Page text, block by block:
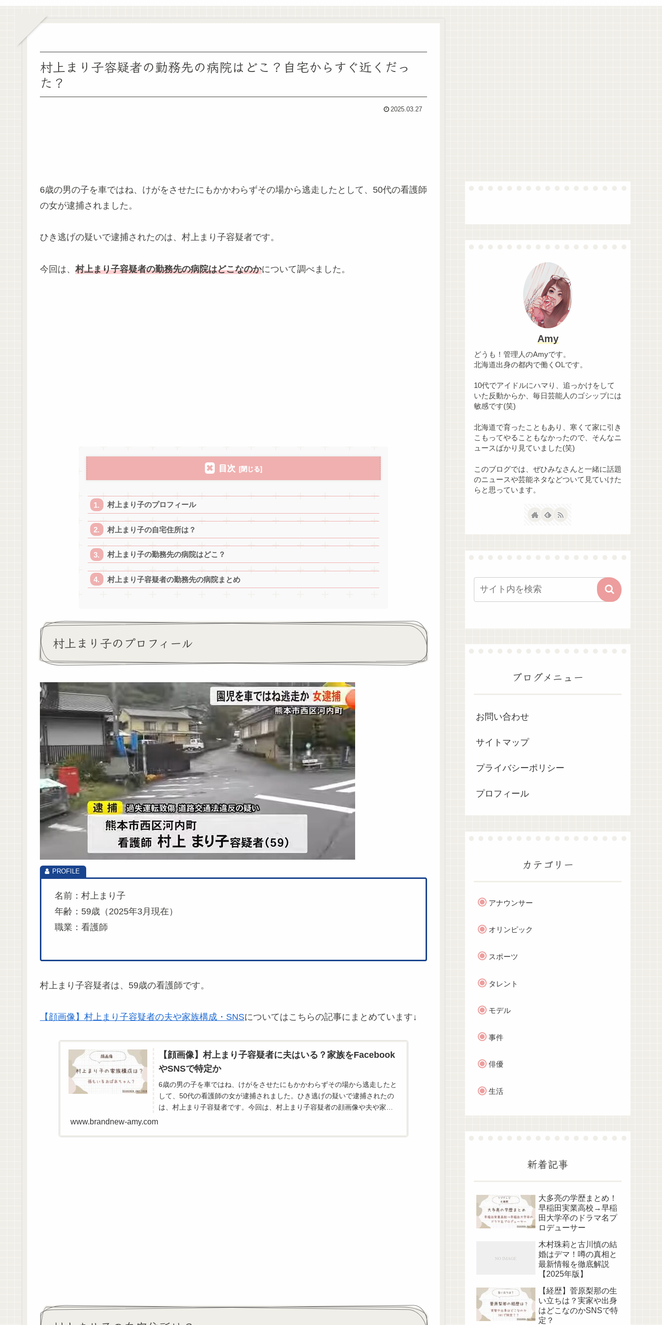
村上まり子容疑者の勤務先の病院はどこ？自宅からすぐ近くだっ
た？
2025.03.27
6歳の男の子を車ではね、けがをさせたにもかかわらずその場から逃走したとして、50代の看護師
の女が逮捕されました。
ひき逃げの疑いで逮捕されたのは、村上まり子容疑者です。
今回は、村上まり子容疑者の勤務先の病院はどこなのかについて調べました。
目次
村上まり子のプロフィール
村上まり子の自宅住所は？
村上まり子の勤務先の病院はどこ？
村上まり子容疑者の勤務先の病院まとめ
村上まり子のプロフィール
名前：村上まり子
年齢：59歳（2025年3月現在）
職業：看護師
村上まり子容疑者は、59歳の看護師です。
【顔画像】村上まり子容疑者の夫や家族構成・SNSについてはこちらの記事にまとめています↓
【顔画像】村上まり子容疑者に夫はいる？家族をFacebook
やSNSで特定か
6歳の男の子を車ではね、けがをさせたにもかかわらずその場から逃走したと
して、50代の看護師の女が逮捕されました。ひき逃げの疑いで逮捕されたの
は、村上まり子容疑者です。今回は、村上まり子容疑者の顔画像や夫や家族
www.brandnew-amy.com
Amy
どうも！管理人のAmyです。
北海道出身の都内で働くOLです。
10代でアイドルにハマり、追っかけをして
いた反動からか、毎日芸能人のゴシップには
敏感です(笑)
北海道で育ったこともあり、寒くて家に引き
こもってやることもなかったので、そんなニ
ュースばかり見ていました(笑)
このブログでは、ぜひみなさんと一緒に話題
のニュースや芸能ネタなどついて見ていけた
らと思っています。
ブログメニュー
お問い合わせ
サイトマップ
プライバシーポリシー
プロフィール
カテゴリー
アナウンサー
オリンピック
スポーツ
タレント
モデル
事件
俳優
生活
新着記事
大多亮の学歴まとめ！
早稲田実業高校→早稲
田大学卒のドラマ名プ
ロデューサー
木村珠莉と古川慎の結
婚はデマ！噂の真相と
最新情報を徹底解説
【2025年版】
【経歴】菅原梨那の生
い立ちは？実家や出身
はどこなのかSNSで特
定？